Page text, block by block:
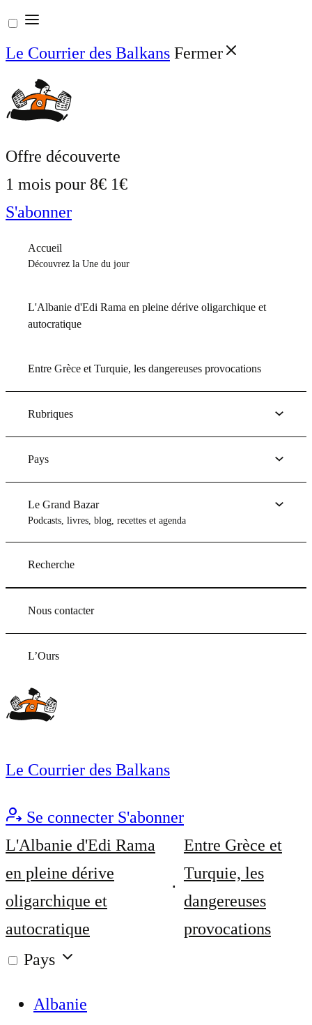
Aller
au
contenu
Le Courrier des Balkans Fermer
Offre découverte
1 mois pour 8€ 1€
S'abonner
Accueil
Découvrez la Une du jour
L'Albanie d'Edi Rama en pleine dérive oligarchique et
autocratique
Entre Grèce et Turquie, les dangereuses provocations
Rubriques
Pays
Le Grand Bazar
Podcasts, livres, blog, recettes et agenda
Recherche
Nous contacter
L’Ours
Le Courrier des Balkans
Se connecter S'abonner
L'Albanie d'Edi Rama
en pleine dérive
oligarchique et
autocratique
Entre Grèce et
Turquie, les
dangereuses
provocations
Pays
Albanie